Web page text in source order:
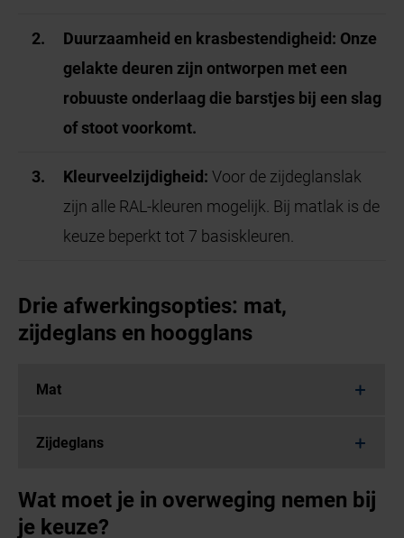
Duurzaamheid en krasbestendigheid: Onze
gelakte deuren zijn ontworpen met een
robuuste onderlaag die barstjes bij een slag
of stoot voorkomt.
Kleurveelzijdigheid: Voor de zijdeglanslak
zijn alle RAL-kleuren mogelijk. Bij matlak is de
keuze beperkt tot 7 basiskleuren.
Drie afwerkingsopties: mat,
zijdeglans en hoogglans
Mat
Zijdeglans
Wat moet je in overweging nemen bij
je keuze?